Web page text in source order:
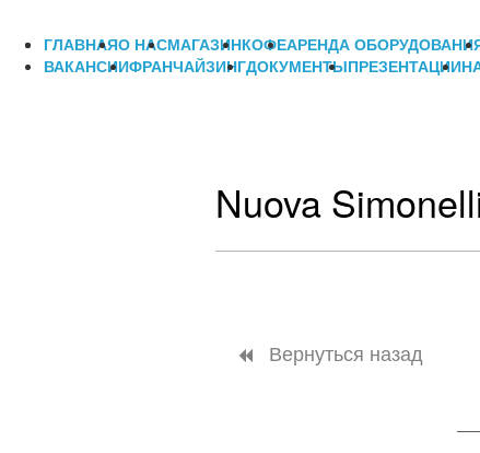
ГЛАВНАЯО НАСМАГАЗИНКОФЕАРЕНДА
ВАКАНСИИФРАНЧАЙЗИНГДОКУМЕНТЫПРЕЗЕНТАЦИИ
Nuova
Вернуться назад